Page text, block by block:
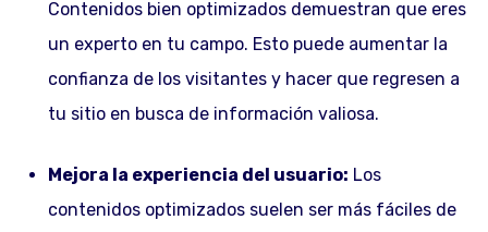
Contenidos bien optimizados demuestran que eres
un experto en tu campo. Esto puede aumentar la
confianza de los visitantes y hacer que regresen a
tu sitio en busca de información valiosa.
Mejora la experiencia del usuario: Los
contenidos optimizados suelen ser más fáciles de